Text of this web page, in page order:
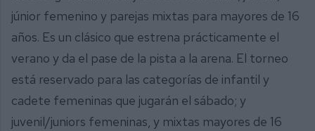
júnior femenino y parejas mixtas para mayores de 16
años. Es un clásico que estrena prácticamente el
verano y da el pase de la pista a la arena. El torneo
está reservado para las categorías de infantil y
cadete femeninas que jugarán el sábado; y
juvenil/juniors femeninas, y mixtas mayores de 16